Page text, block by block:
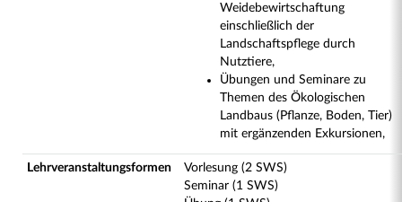
Weidebewirtschaftung
einschließlich der
Landschaftspflege durch
Nutztiere,
Übungen und Seminare zu
Themen des Ökologischen
Landbaus (Pflanze, Boden, Tier)
mit ergänzenden Exkursionen,
Lehrveranstaltungsformen
Vorlesung (2 SWS)
Seminar (1 SWS)